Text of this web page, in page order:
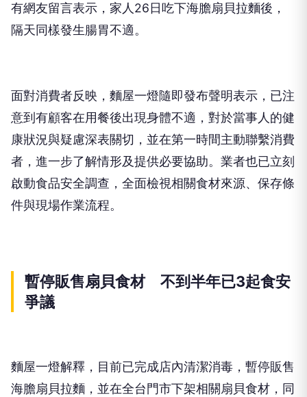
有網友留言表示，家人26日吃下海膽扇貝拉麵後，
隔天同樣發生腸胃不適。
面對消費者反映，麵屋一燈隨即發布聲明表示，已注
意到有顧客在用餐後出現身體不適，對於當事人的健
康狀況與疑慮深表關切，並在第一時間主動聯繫消費
者，進一步了解情形及提供必要協助。業者也已立刻
啟動食品安全調查，全面檢視相關食材來源、保存條
件與現場作業流程。
暫停販售扇貝食材 不到半年已3起食安
爭議
麵屋一燈解釋，目前已完成店內清潔消毒，暫停販售
海膽扇貝拉麵，並在全台門市下架相關扇貝食材，同